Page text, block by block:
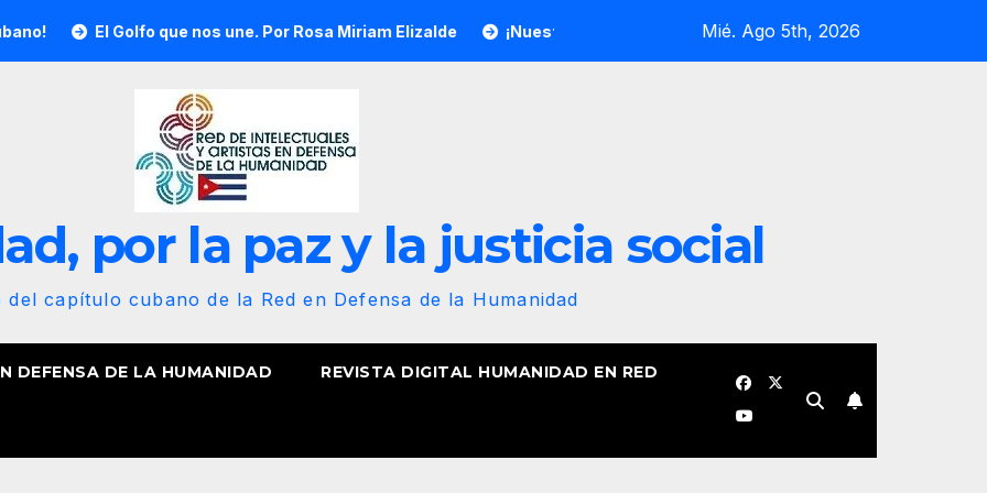
Golfo que nos une. Por Rosa Miriam Elizalde ¡Nuestra bandera revolucionaria no se plegará jamás! Por Bruno
Mié. Ago 5th, 2026
por la paz y la justicia social
del capítulo cubano de la Red en Defensa de la Humanidad
DEFENSA DE LA HUMANIDAD REVISTA DIGITAL HUMANIDAD EN RED